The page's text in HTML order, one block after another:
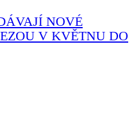
NOVÉ
V KVĚTNU DO